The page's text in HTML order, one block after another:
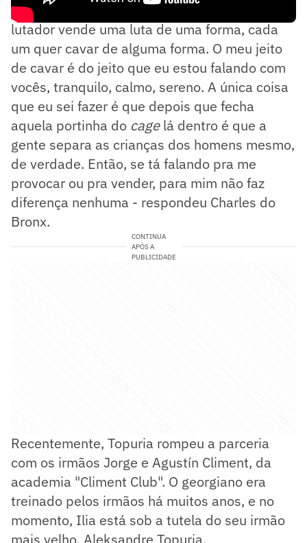
- Cara, na realidade você não sabe, né? cada
lutador vende uma luta de uma forma, cada
um quer cavar de alguma forma. O meu jeito
de cavar é do jeito que eu estou falando com
vocês, tranquilo, calmo, sereno. A única coisa
que eu sei fazer é que depois que fecha
aquela portinha do cagelá dentro é que a
gente separa as crianças dos homens mesmo,
de verdade. Então, se tá falando pra me
provocar ou pra vender, para mim não faz
diferença nenhuma - respondeu Charles do
Bronx.
CONTINUA
APÓS A
PUBLICIDADE
Recentemente, Topuria rompeu a parceria
com os irmãos Jorge e Agustín Climent, da
academia "Climent Club". O georgiano era
treinado pelos irmãos há muitos anos, e no
momento, Ilia está sob a tutela do seu irmão
mais velho, Aleksandre Topuria.